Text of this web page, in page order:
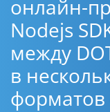
онлайн-
Nodejs
между
в
форматов